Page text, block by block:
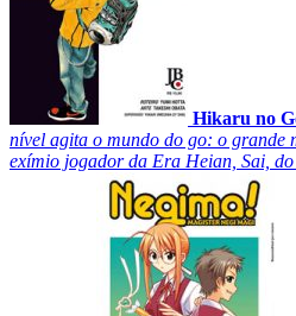
Hikaru no
nível agita o mundo do go: o grande
exímio jogador da Era Heian, Sai,